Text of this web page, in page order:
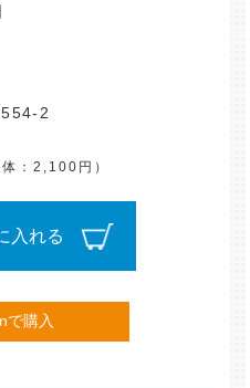
2
体：2,100円）
入れる
で購入